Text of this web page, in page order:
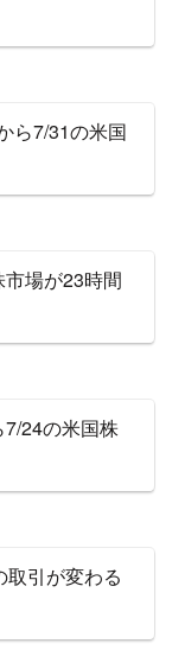
ら7/31の米国
市場が23時間
7/24の米国株
取引が変わる